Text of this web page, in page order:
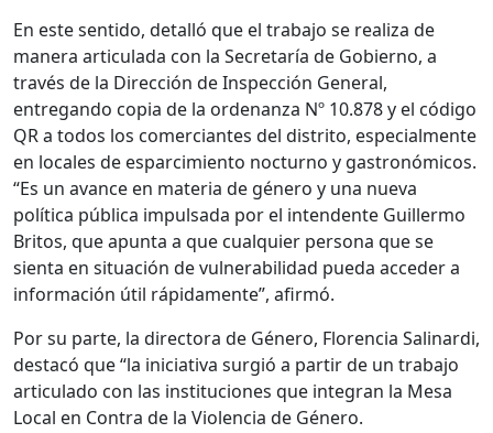
En este sentido, detalló que el trabajo se realiza de
manera articulada con la Secretaría de Gobierno, a
través de la Dirección de Inspección General,
entregando copia de la ordenanza Nº 10.878 y el código
QR a todos los comerciantes del distrito, especialmente
en locales de esparcimiento nocturno y gastronómicos.
“Es un avance en materia de género y una nueva
política pública impulsada por el intendente Guillermo
Britos, que apunta a que cualquier persona que se
sienta en situación de vulnerabilidad pueda acceder a
información útil rápidamente”, afirmó.
Por su parte, la directora de Género, Florencia Salinardi,
destacó que “la iniciativa surgió a partir de un trabajo
articulado con las instituciones que integran la Mesa
Local en Contra de la Violencia de Género.